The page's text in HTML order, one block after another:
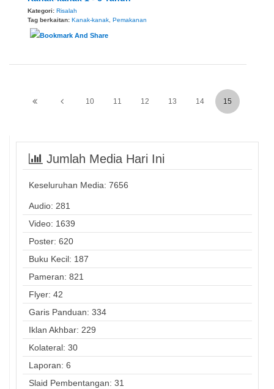
Kategori: Risalah
Tag berkaitan: Kanak-kanak Pemakanan
10 11 12 13 14 15
Jumlah Media Hari Ini
Keseluruhan Media: 7656
Audio: 281
Video: 1639
Poster: 620
Buku Kecil: 187
Pameran: 821
Flyer: 42
Garis Panduan: 334
Iklan Akhbar: 229
Kolateral: 30
Laporan: 6
Slaid Pembentangan: 31